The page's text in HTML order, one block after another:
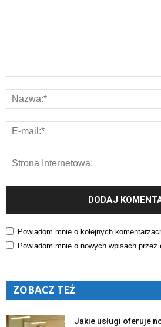
Powiadom mnie o kolejnych
Powiadom mnie o nowych wpisach przez
ZOBACZ TEŻ
Jakie usługi oferuje